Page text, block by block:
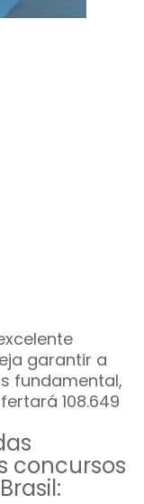
garantir a
fundamental,
108.649
concursos